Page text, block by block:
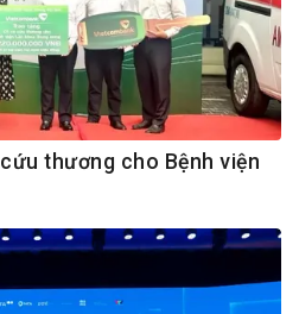
thương cho Bệnh viện